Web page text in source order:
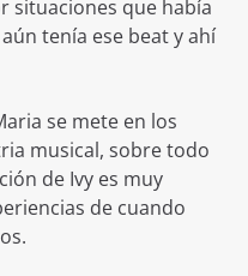
situaciones que había
tenía ese beat y ahí
se mete en los
musical, sobre todo
de Ivy es muy
de cuando